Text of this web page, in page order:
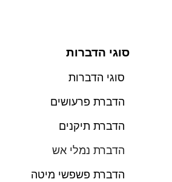
סוגי הדברות
סוגי הדברות
הדברת פרעושים
הדברת תיקנים
הדברת נמלי אש
הדברת פשפשי מיטה